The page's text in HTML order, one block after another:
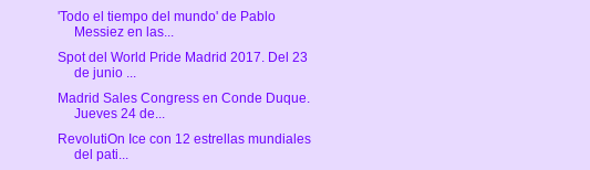
'Todo el tiempo del mundo' de Pablo
Messiez en las...
Spot del World Pride Madrid 2017. Del 23
de junio ...
Madrid Sales Congress en Conde Duque.
Jueves 24 de...
RevolutiOn Ice con 12 estrellas mundiales
del pati...